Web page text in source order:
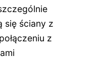
się ściany z
z